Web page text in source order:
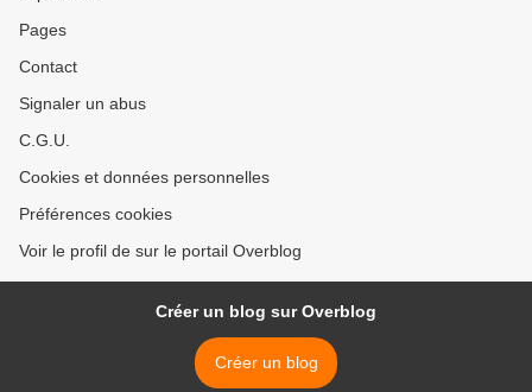
Pages
Contact
Signaler un abus
C.G.U.
Cookies et données personnelles
Préférences cookies
Voir le profil de sur le portail Overblog
Créer un blog sur Overblog
Créer un blog